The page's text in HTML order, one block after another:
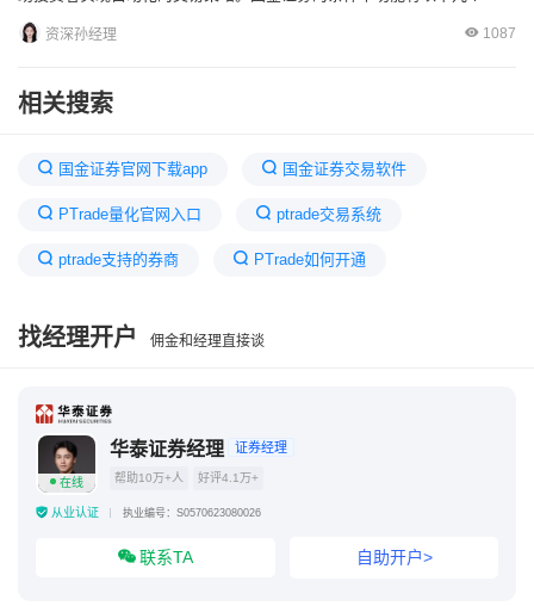
资深孙经理 1087
相关搜索
国金证券官网下载app 国金证券交易软件
PTrade量化官网入口 ptrade交易系统
ptrade支持的券商 PTrade如何开通
量化ptrade个人能开通吗
找经理开户 佣金和经理直接谈
在线
华泰证券经理 证券经理
帮助10万+人 好评4.1万+
从业认证 执业编号：S0570623080026
联系TA 自助开户>